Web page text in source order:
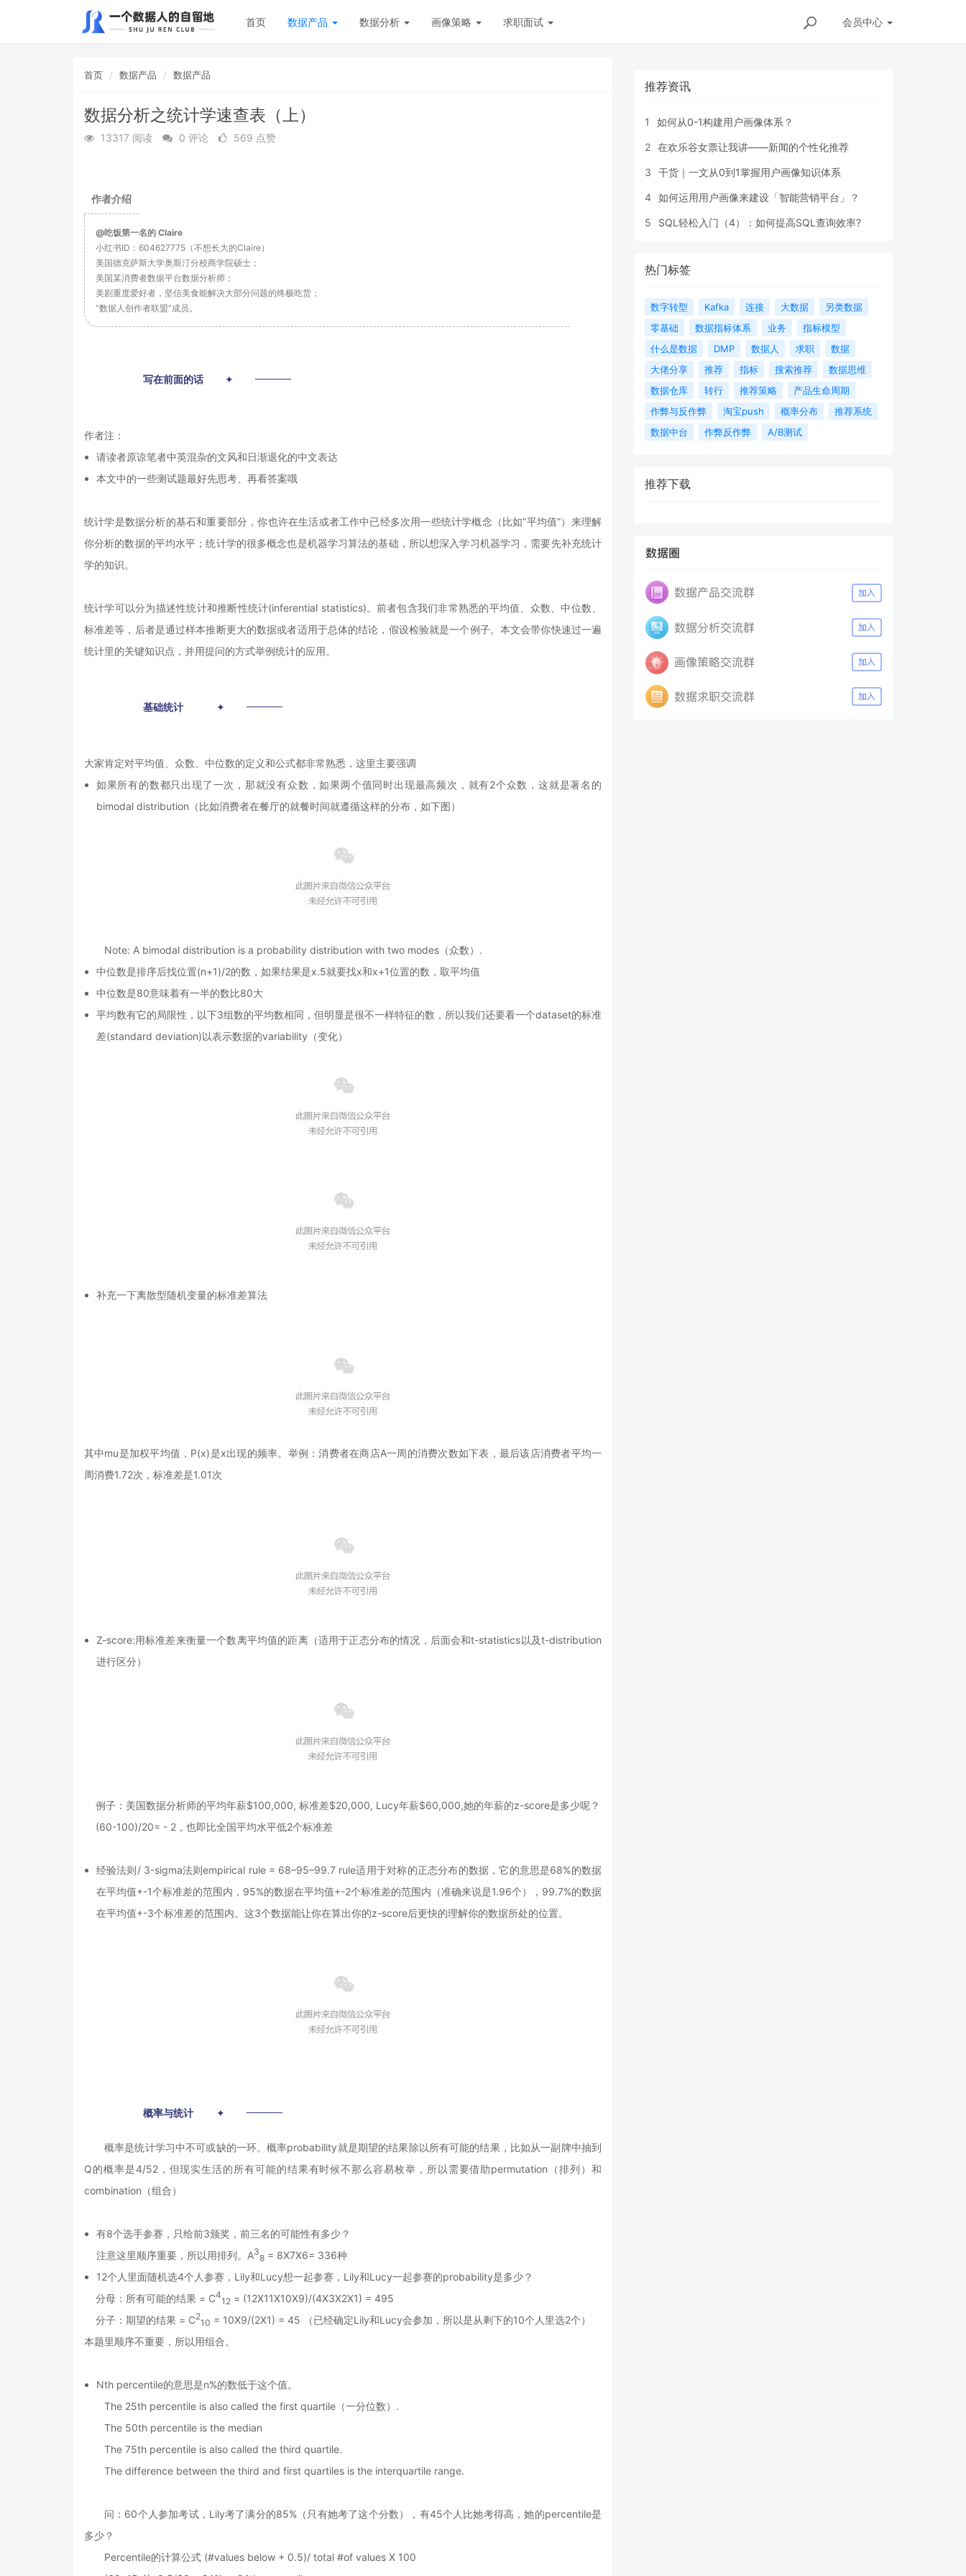
首页 数据产品 数据分析 画像策略 求职面试 会员中心
首页 数据产品 数据产品
数据分析之统计学速查表（上）
13317 阅读 0 评论 569 点赞
作者介绍
@吃饭第一名的 Claire
小红书ID：604627775（不想长大的Claire）
美国德克萨斯大学奥斯汀分校商学院硕士；
美国某消费者数据平台数据分析师；
美剧重度爱好者，坚信美食能解决大部分问题的终极吃货；
“数据人创作者联盟”成员。
写在前面的话 ✦
作者注：
请读者原谅笔者中英混杂的文风和日渐退化的中文表达
本文中的一些测试题最好先思考、再看答案哦
统计学是数据分析的基石和重要部分，你也许在生活或者工作中已经多次用一些统计学概念（比如“平均值”）来理解
你分析的数据的平均水平；统计学的很多概念也是机器学习算法的基础，所以想深入学习机器学习，需要先补充统计
学的知识。
统计学可以分为描述性统计和推断性统计(inferential statistics)。前者包含我们非常熟悉的平均值、众数、中位数、
标准差等，后者是通过样本推断更大的数据或者适用于总体的结论，假设检验就是一个例子。本文会带你快速过一遍
统计里的关键知识点，并用提问的方式举例统计的应用。
基础统计 ✦
大家肯定对平均值、众数、中位数的定义和公式都非常熟悉，这里主要强调
如果所有的数都只出现了一次，那就没有众数，如果两个值同时出现最高频次，就有2个众数，这就是著名的
bimodal distribution（比如消费者在餐厅的就餐时间就遵循这样的分布，如下图）
Note: A bimodal distribution is a probability distribution with two modes（众数）.
中位数是排序后找位置(n+1)/2的数，如果结果是x.5就要找x和x+1位置的数，取平均值
中位数是80意味着有一半的数比80大
平均数有它的局限性，以下3组数的平均数相同，但明显是很不一样特征的数，所以我们还要看一个dataset的标准
差(standard deviation)以表示数据的variability（变化）
补充一下离散型随机变量的标准差算法
其中mu是加权平均值，P(x)是x出现的频率。 举例：消费者在商店A一周的消费次数如下表，最后该店消费者平均一
周消费1.72次，标准差是1.01次
Z-score:用标准差来衡量一个数离平均值的距离（适用于正态分布的情况，后面会和t-statistics以及t-distribution
进行区分）
例子： 美国数据分析师的平均年薪$100,000, 标准差$20,000, Lucy年薪$60,000,她的年薪的z-score是多少呢？
(60-100)/20= - 2，也即比全国平均水平低2个标准差
经验法则/ 3-sigma法则empirical rule = 68–95–99.7 rule适用于对称的正态分布的数据，它的意思是68%的数据
在平均值+-1个标准差的范围内，95%的数据在平均值+-2个标准差的范围内（准确来说是1.96个），99.7%的数据
在平均值+-3个标准差的范围内。这3个数据能让你在算出你的z-score后更快的理解你的数据所处的位置。
概率与统计 ✦
概率是统计学习中不可或缺的一环。概率probability就是期望的结果除以所有可能的结果，比如从一副牌中抽到
Q的概率是4/52，但现实生活的所有可能的结果有时候不那么容易枚举，所以需要借助permutation（排列）和
combination（组合）
有8个选手参赛，只给前3颁奖，前三名的可能性有多少？
注意这里顺序重要，所以用排列。 A3
8= 8X7X6= 336种
12个人里面随机选4个人参赛，Lily和Lucy想一起参赛，Lily和Lucy一起参赛的probability是多少？
分母： 所有可能的结果 = C4
12 = (12X11X10X9)/(4X3X2X1) = 495
分子： 期望的结果 = C2
10 = 10X9/(2X1) = 45 （已经确定Lily和Lucy会参加，所以是从剩下的10个人里选2个）
本题里顺序不重要，所以用组合。
Nth percentile的意思是n%的数低于这个值。
The 25th percentile is also called the first quartile（一分位数）.
The 50th percentile is the median
The 75th percentile is also called the third quartile.
The difference between the third and first quartiles is the interquartile range.
问：60个人参加考试，Lily考了满分的85%（只有她考了这个分数），有45个人比她考得高，她的percentile是
多少？
Percentile的计算公式 (#values below + 0.5)/ total #of values X 100
推荐资讯
1 如何从0-1构建用户画像体系？
2 在欢乐谷女票让我讲——新闻的个性化推荐
3 干货｜一文从0到1掌握用户画像知识体系
4 如何运用用户画像来建设「智能营销平台」？
5 SQL轻松入门（4）：如何提高SQL查询效率?
热门标签
数字转型 Kafka 连接 大数据
另类数据
零基础
数据指标体系 业务
指标模型
什么是数据
DMP 数据人 求职
数据
大佬分享
推荐 指标 搜索推荐
数据思维
数据仓库
转行 推荐策略
产品生命周期
作弊与反作弊
淘宝push 概率分布
推荐系统
数据中台
作弊反作弊 A/B测试
推荐下载